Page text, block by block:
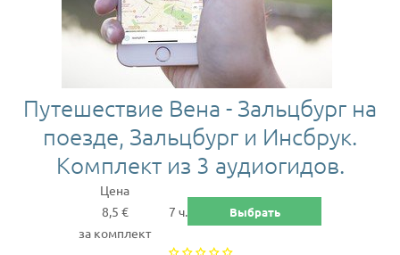
Путешествие Вена - Зальцбург на
поезде, Зальцбург и Инсбрук.
Комплект из 3 аудиогидов.
Цена
8,5 €
за комплект
7 ч. Выбрать